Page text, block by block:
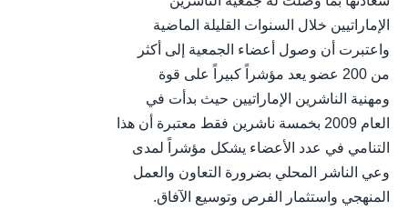
الإماراتيين خلال السنوات القليلة الماضية
واعتبرت أن وصول أعضاء الجمعية إلى أكثر
من 200 عضو يعد مؤشراً كبيراً على قوة
ومهنية الناشرين الإماراتيين حيث بدأت في
العام 2009 بخمسة ناشرين فقط معتبرة أن هذا
التنامي في عدد الأعضاء يشكل مؤشراً لمدى
وعي الناشر المحلي بضرورة التعاون والعمل
المنهجي واستثمار الفرص وتوسيع الآفاق.